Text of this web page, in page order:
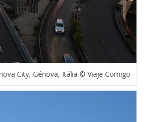
City, Génova, Itália © Viaje Comigo